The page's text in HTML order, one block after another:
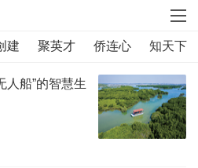
建 聚英才 侨连心 知天下
人船”的智慧生